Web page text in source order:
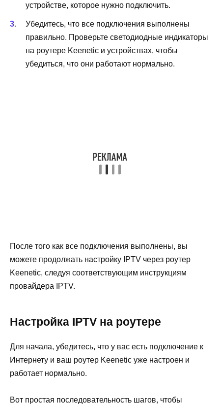
устройстве, которое нужно подключить.
Убедитесь, что все подключения выполнены
правильно. Проверьте светодиодные индикаторы
на роутере Keenetic и устройствах, чтобы
убедиться, что они работают нормально.
После того как все подключения выполнены, вы
можете продолжать настройку IPTV через роутер
Keenetic, следуя соответствующим инструкциям
провайдера IPTV.
Настройка IPTV на роутере
Для начала, убедитесь, что у вас есть подключение к
Интернету и ваш роутер Keenetic уже настроен и
работает нормально.
Вот простая последовательность шагов, чтобы